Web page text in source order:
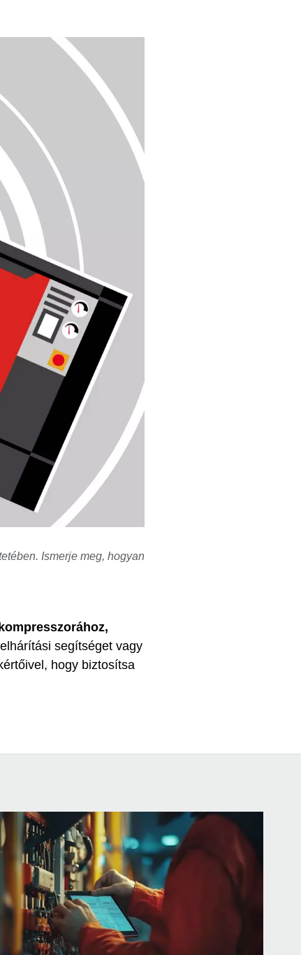
Ismerje meg, hogyan
segítséget vagy
hogy biztosítsa